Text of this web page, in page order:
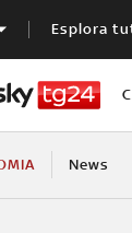
Esplora
News